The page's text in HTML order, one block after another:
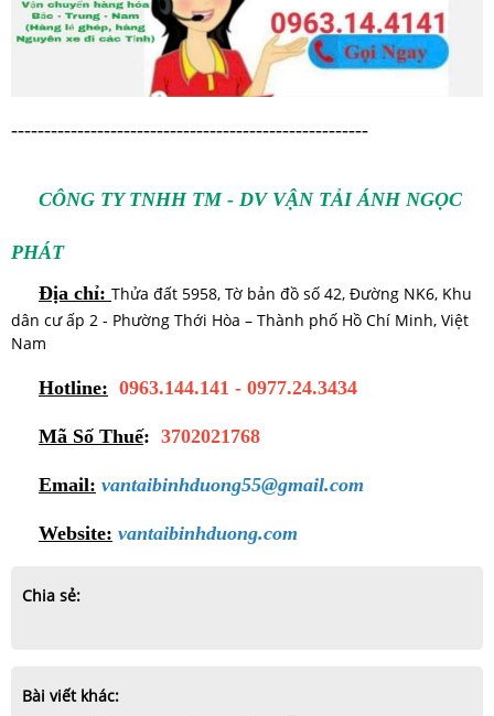
------------------------------------------------------
CÔNG TY TNHH TM - DV VẬN TẢI ÁNH NGỌC
PHÁT
Địa chỉ: Thửa đất 5958, Tờ bản đồ số 42, Đường NK6, Khu
dân cư ấp 2 - Phường Thới Hòa – Thành phố Hồ Chí Minh, Việt
Nam
Hotline: 0963.144.141 - 0977.24.3434
Mã Số Thuế: 3702021768
Email: vantaibinhduong55@gmail.com
Website: vantaibinhduong.com
Chia sẻ:
Bài viết khác: